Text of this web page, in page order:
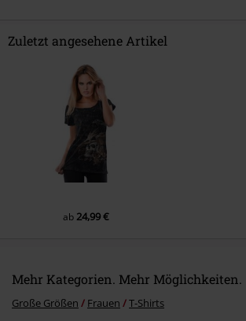
Kommentar jetzt abschicken!
Zuletzt angesehene Artikel
ab 24,99 €
Mehr Kategorien. Mehr Möglichkeiten.
Große Größen Frauen T-Shirts